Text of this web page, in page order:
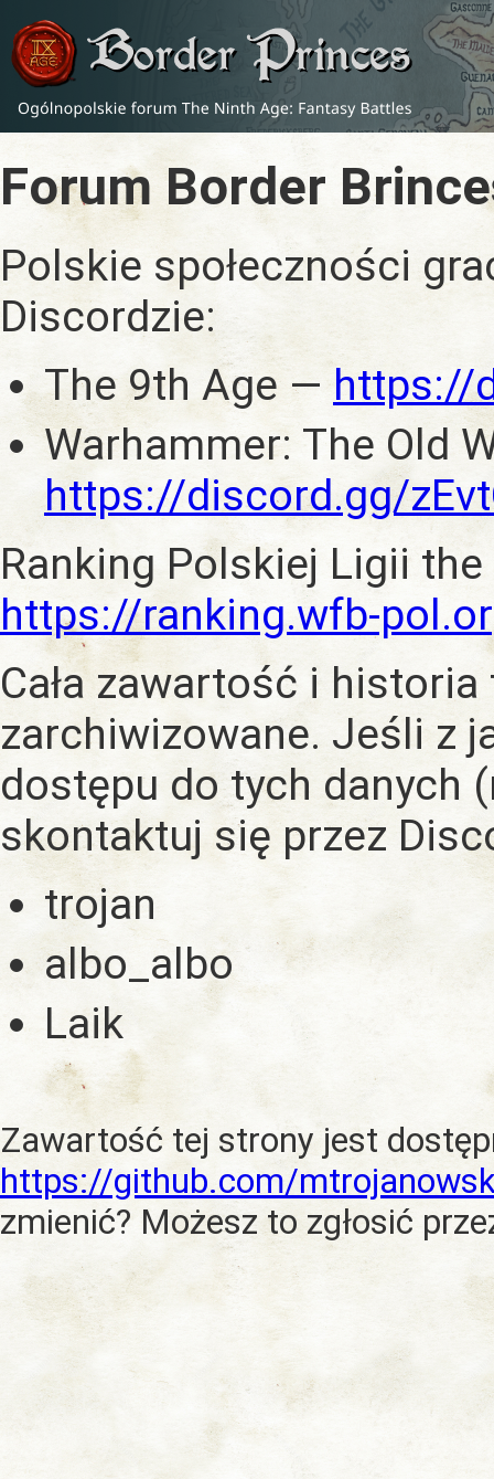
Forum Border
Polskie społeczności
Discordzie:
The 9th Age —https://
Warhammer: The Old
https://discord.gg/
Ranking Polskiej Ligii
https://ranking.wfb-
Cała zawartość i historia
zarchiwizowane. Jeśli z
dostępu do tych danych
skontaktuj się przez
trojan
albo_albo
Laik
Zawartość tej strony jest
https://github.com/
zmienić? Możesz to zgłosić